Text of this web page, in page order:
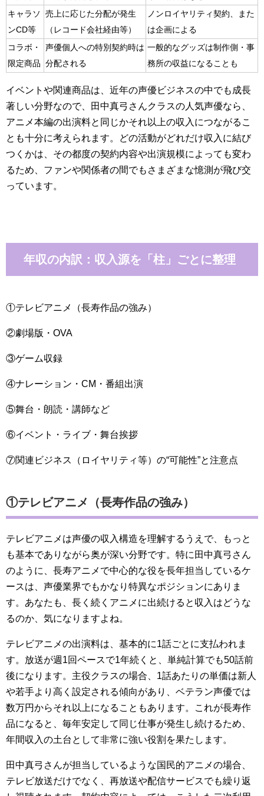
キャラソ
ンCD等
売上に応じた分配が発生
（レコード会社経由等）
ノンロイヤリティ契約、また
は企画による
コラボ・
限定商品
声優個人への特別契約時は
分配される
一般的なグッズは制作側・事
務所の収益になることも
イベントや関連商品は、近年の声優ビジネスの中でも成長
著しい分野なので、田中真弓さんクラスの人気声優なら、
アニメ本編の出演料と同じかそれ以上の収入につながるこ
とも十分に考えられます。どの活動がどれだけ収入に結び
つくかは、その都度の契約内容や出演規模によっても変わ
るため、ファンや関係者の間でもさまざまな憶測が飛び交
っています。
年収の内訳：収入源を「柱」ごとに整理
①テレビアニメ（長寿作品の強み）
②劇場版・OVA
③ゲーム収録
④ナレーション・CM・番組出演
⑤舞台・朗読・講師など
⑥イベント・ライブ・舞台挨拶
⑦関連ビジネス（ロイヤリティ等）の“可能性”と注意点
①テレビアニメ（長寿作品の強み）
テレビアニメは声優の収入構造を理解するうえで、もっと
も基本でありながら奥が深い分野です。特に田中真弓さん
のように、長寿アニメで中心的な役を長年担当しているケ
ースは、声優業界でもかなり特異なポジションにありま
す。あなたも、長く続くアニメに出続けると収入はどうな
るのか、気になりますよね。
テレビアニメの出演料は、基本的に1話ごとに支払われま
す。放送が週1回ペースで1年続くと、単純計算でも50話前
後になります。主役クラスの場合、1話あたりの単価は新人
や若手より高く設定される傾向があり、ベテラン声優では
数万円からそれ以上になることもあります。これが長寿作
品になると、毎年安定して同じ仕事が発生し続けるため、
年間収入の土台として非常に強い役割を果たします。
田中真弓さんが担当しているような国民的アニメの場合、
テレビ放送だけでなく、再放送や配信サービスでも繰り返